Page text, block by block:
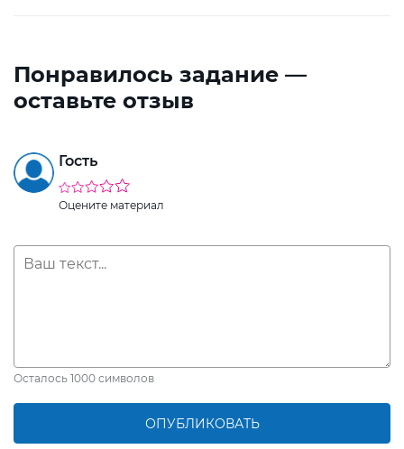
Понравилось задание —
оставьте отзыв
Гость
Оцените материал
Осталось 1000 символов
ОПУБЛИКОВАТЬ